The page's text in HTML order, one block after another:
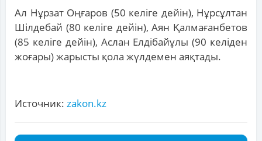
Ал Нұрзат Оңғаров (50 келіге дейін), Нұрсұлтан
Шілдебай (80 келіге дейін), Аян Қалмағанбетов
(85 келіге дейін), Аслан Елдібайұлы (90 келіден
жоғары) жарысты қола жүлдемен аяқтады.
Источник: zakon.kz